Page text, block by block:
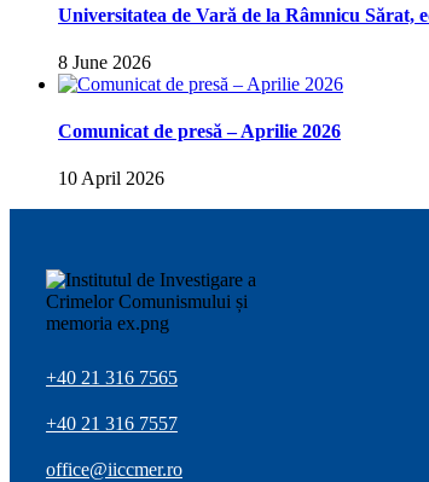
Universitatea de Vară de la Râmnicu Sărat,
8 June 2026
Comunicat de presă – Aprilie 2026
10 April 2026
+40 21 316 7565
+40 21 316 7557
office@iiccmer.ro